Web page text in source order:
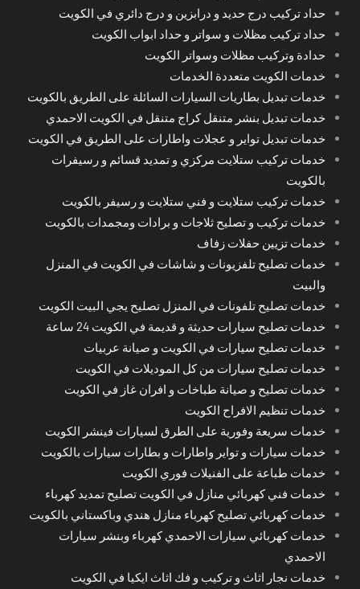
حداد تركيب درج حديد و درابزين و درج دائري في الكويت
حداد تركيب مظلات و سواتر و حداد ابواب الكويت
حدادة وتركيب مظلات وسواتر الكويت
خدمات الكويت متعددة الخدمات
خدمات تبديل بطاريات السيارات السائلة على الطريق بالكويت
خدمات تبديل بنشر متنقل كراج متنقل في الكويت الاحمدي
خدمات تبديل تواير و عجلات واطارات على الطريق في الكويت
خدمات تركيب ستلايت مركزي و تمديد قسائم و رسيفرات
بالكويت
خدمات تركيب ستلايت و فني ستلايت و رسيفر بالكويت
خدمات تركيب و تصليح ثلاجات و برادات ومجمدات بالكويت
خدمات تزيين حفلات زفاف
خدمات تصليح تلفزيونات و شاشات في الكويت في المنزل
والبيت
خدمات تصليح تلفونات في المنزل تصليح يجي البيت الكويت
خدمات تصليح سيارات حديثة و قديمة في الكويت 24 ساعة
خدمات تصليح سيارات في الكويت و صيانة عربيات
خدمات تصليح سيارات من كل الموديلات في الكويت
خدمات تصليح و صيانة طباخات و افران غاز في الكويت
خدمات تنظيم الافراح الكويت
خدمات سريعة وفورية على الطرق لسيارات فينشر الكويت
خدمات سيارات و تواير واطارات و بطارات سيارات بالكويت
خدمات طباعة على الفنيلات فوري الكويت
خدمات فني كهربائي منازل في الكويت تصليح تمديد كهرباء
خدمات كهربائي تصليح كهرباء منازل هندي وباكستاني بالكويت
خدمات كهربائي سيارات الاحمدي كهرباء وبنشر سيارات
الاحمدي
خدمات نجار اثاث و تركيب و فك اثاث ايكيا في الكويت